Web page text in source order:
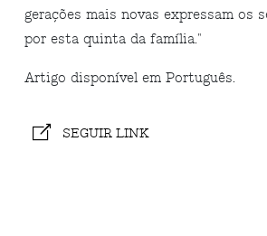
gerações mais novas expressam os
por esta quinta da família."
Artigo disponível em Português.
SEGUIR LINK